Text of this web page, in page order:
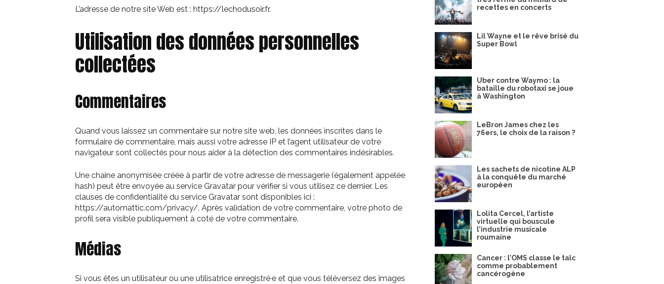
L’adresse de notre site Web est : https://lechodusoir.fr.
Utilisation des données personnelles
collectées
Commentaires
Quand vous laissez un commentaire sur notre site web, les données inscrites dans le
formulaire de commentaire, mais aussi votre adresse IP et l’agent utilisateur de votre
navigateur sont collectés pour nous aider à la détection des commentaires indésirables.
Une chaîne anonymisée créée à partir de votre adresse de messagerie (également appelée
hash) peut être envoyée au service Gravatar pour vérifier si vous utilisez ce dernier. Les
clauses de confidentialité du service Gravatar sont disponibles ici :
https://automattic.com/privacy/. Après validation de votre commentaire, votre photo de
profil sera visible publiquement à coté de votre commentaire.
Médias
Si vous êtes un utilisateur ou une utilisatrice enregistré·e et que vous téléversez des images
recettes en concerts
Lil Wayne et le rêve brisé du
Super Bowl
Uber contre Waymo : la
bataille du robotaxi se joue
à Washington
LeBron James chez les
76ers, le choix de la raison ?
Les sachets de nicotine ALP
à la conquête du marché
européen
Lolita Cercel, l’artiste
virtuelle qui bouscule
l’industrie musicale
roumaine
Cancer : l’OMS classe le talc
comme probablement
cancérogène